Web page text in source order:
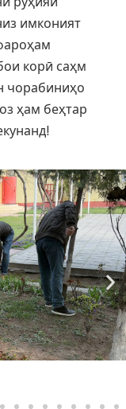
имконият
корӣ саҳм
чорабиниҳо
ҳам беҳтар